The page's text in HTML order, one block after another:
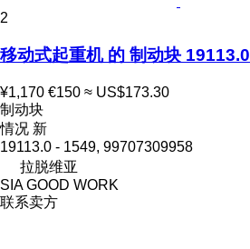
2
移动式起重机 的 制动块 19113.0
¥1,170 €150 ≈ US$173.30
制动块
情况 新
19113.0 - 1549, 99707309958
拉脱维亚
SIA GOOD WORK
联系卖方